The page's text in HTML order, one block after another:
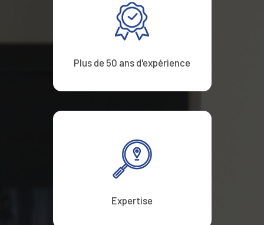
Plus de 50 ans d'expérience
Expertise